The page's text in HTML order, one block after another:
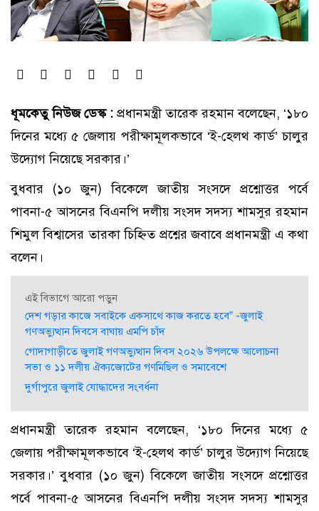
ধূমকেতু নিউজ ডেস্ক : প্রধানমন্ত্রী তারেক রহমান বলেছেন, ‘১৮০
দিনের মধ্যে ৫ জেলায় পরীক্ষামূলকভাবে ‘ই-হেলথ কার্ড’ চালুর
উদ্যোগ নিয়েছে সরকার।’
বুধবার (১০ জুন) বিকেলে জাতীয় সংসদে প্রশ্নোত্তর পর্বে
পাবনা-৫ আসনের বিএনপি দলীয় সংসদ সদস্য শামসুর রহমান
শিমুল বিশ্বাসের তারকা চিহ্নিত প্রশ্নের জবাবে প্রধানমন্ত্রী এ কথা
বলেন।
এই বিভাগে আরো পড়ুন
দেশ গড়ার কাজে সবাইকে একসাথে কাজ করতে হবে” -জুলাই
গণঅভ্যুত্থান দিবসে বাঘায় এমপি চাঁদ
গোদাগাড়ীতে জুলাই গণঅভ্যুত্থান দিবস ২০২৬ উপলক্ষে আলোচনা
সভা ও ১১ দলীয় ঐক্যজোটের গণমিছিল ও সমাবেশে
দুর্গাপুরে জুলাই যোদ্ধাদের সংবর্ধনা
প্রধানমন্ত্রী তারেক রহমান বলেছেন, ‘১৮০ দিনের মধ্যে ৫
জেলায় পরীক্ষামূলকভাবে ‘ই-হেলথ কার্ড’ চালুর উদ্যোগ নিয়েছে
সরকার।’ বুধবার (১০ জুন) বিকেলে জাতীয় সংসদে প্রশ্নোত্তর
পর্বে পাবনা-৫ আসনের বিএনপি দলীয় সংসদ সদস্য শামসুর